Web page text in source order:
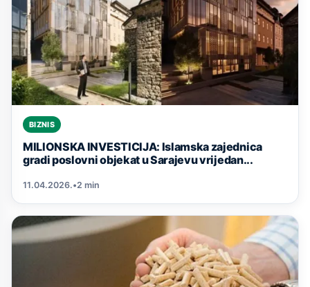
BIZNIS
MILIONSKA INVESTICIJA: Islamska zajednica
gradi poslovni objekat u Sarajevu vrijedan...
11.04.2026.•2 min